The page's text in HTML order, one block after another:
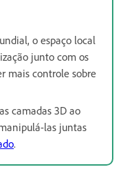
o espaço local
junto com os
mais controle sobre
camadas 3D ao
las juntas
.